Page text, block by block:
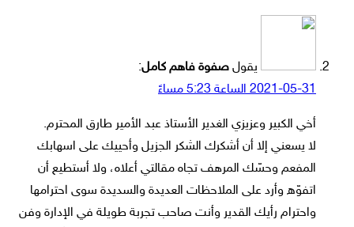
يقول صفوة فاهم كامل:
2021-05-31 الساعة 5:23 مساءً
أخي الكبير وعزيزي الغدير الأستاذ عبد الأمير طارق المحترم.
لا يسعني إلا أن أشكرك الشكر الجزيل وأحييك على اسهابك
المفعم وحسّك المرهف تجاه مقالتي أعلاه، ولا أستطيع أن
اتفوّه وأرد على الملاحظات العديدة والسديدة سوى احترامها
واحترام رأيك القدير وأنت صاحب تجربة طويلة في الإدارة وفن